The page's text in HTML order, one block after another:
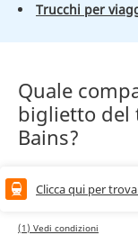
Trucchi per
Quale
biglietto del
Bains?
Clicca qui per
(1) Vedi condizioni